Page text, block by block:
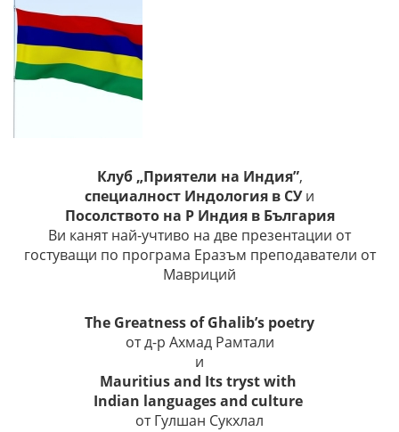
Клуб „Приятели на Индия”,
специалност Индология в СУи
Посолството на Р Индия в България
Ви канят най-учтиво на две презентации от
гостуващи по програма Еразъм преподаватели от
Мавриций
The Greatness of Ghalib’s poetry
от д-р Ахмад Рамтали
и
Mauritius and Its tryst with
Indian languages and culture
от Гулшан Сукхлал